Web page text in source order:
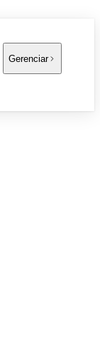
Gerenciar